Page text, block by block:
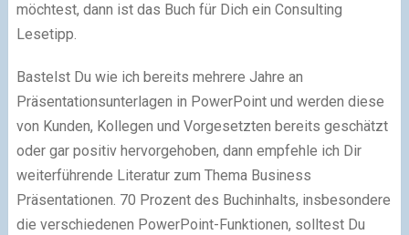
möchtest, dann ist das Buch für Dich ein Consulting
Lesetipp.
Bastelst Du wie ich bereits mehrere Jahre an
Präsentationsunterlagen in PowerPoint und werden diese
von Kunden, Kollegen und Vorgesetzten bereits geschätzt
oder gar positiv hervorgehoben, dann empfehle ich Dir
weiterführende Literatur zum Thema Business
Präsentationen. 70 Prozent des Buchinhalts, insbesondere
die verschiedenen PowerPoint-Funktionen, solltest Du